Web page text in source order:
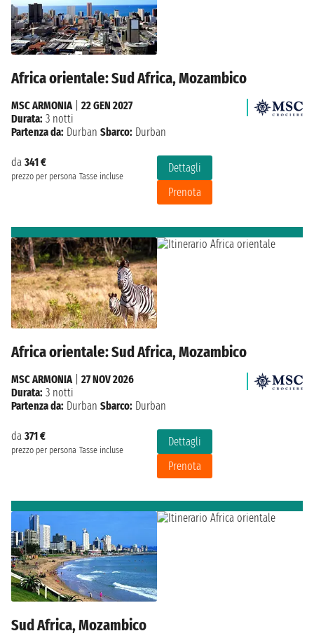
Africa orientale: Sud Africa, Mozambico
da 341 €
prezzo per persona Tasse incluse
Dettagli
Prenota
MSC ARMONIA| 22 GEN 2027
Durata: 3 notti
Partenza da: Durban Sbarco: Durban
Africa orientale: Sud Africa, Mozambico
da 371 €
prezzo per persona Tasse incluse
Dettagli
Prenota
MSC ARMONIA
27 NOV 2026
Durata: 3 notti
Partenza da: Durban Sbarco: Durban
Sud Africa, Mozambico